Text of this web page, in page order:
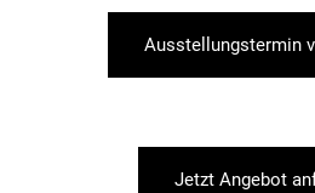
Ausstellungstermin
Jetzt Angebot